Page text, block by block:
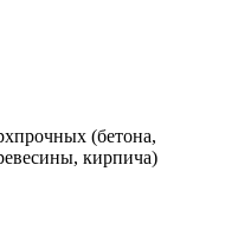
(бетона,
кирпича)